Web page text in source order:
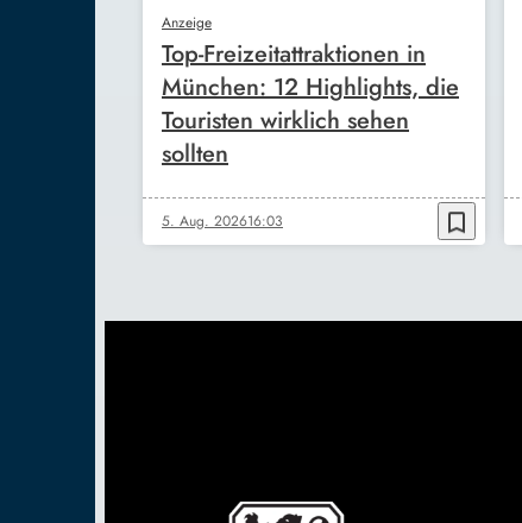
Anzeige
Top-Freizeitattraktionen in
München: 12 Highlights, die
Touristen wirklich sehen
sollten
5. Aug. 202616:03 bookmark_border